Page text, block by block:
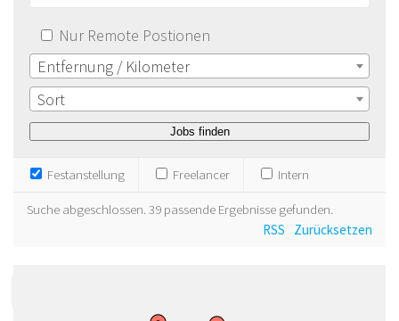
Nur Remote Postionen
Entfernung / Kilometer
Sort
Festanstellung Freelancer Intern
Suche abgeschlossen. 39 passende Ergebnisse gefunden.
Zurücksetzen
RSS